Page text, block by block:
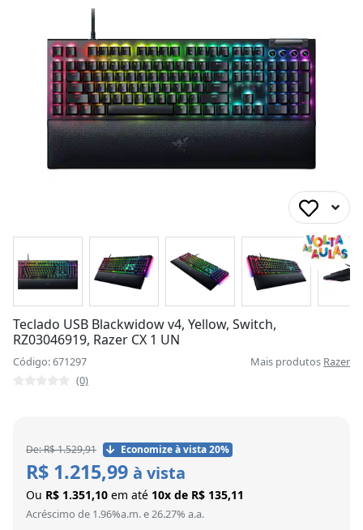
Teclado USB Blackwidow v4, Yellow, Switch,
RZ03046919, Razer CX 1 UN
Código: 671297 Mais produtos Razer
(0)
De: R$ 1.529,91 Economize à vista 20%
R$ 1.215,99 à vista
Ou R$ 1.351,10 em até 10x de R$ 135,11
Acréscimo de 1.96%a.m. e 26.27% a.a.